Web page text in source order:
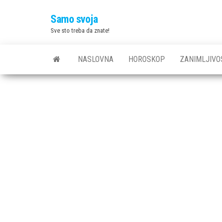
Samo svoja
Sve sto treba da znate!
NASLOVNA HOROSKOP